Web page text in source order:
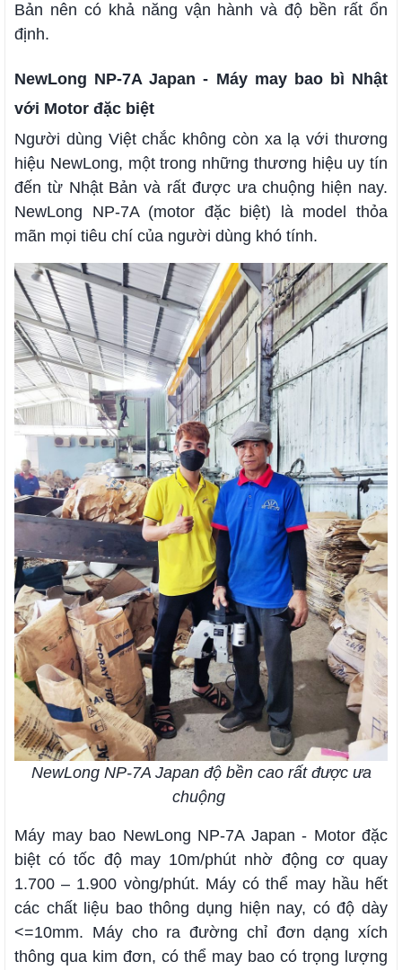
Bản nên có khả năng vận hành và độ bền rất ổn
định.
NewLong NP-7A Japan - Máy may bao bì Nhật
với Motor đặc biệt
Người dùng Việt chắc không còn xa lạ với thương
hiệu NewLong, một trong những thương hiệu uy tín
đến từ Nhật Bản và rất được ưa chuộng hiện nay.
NewLong NP-7A (motor đặc biệt) là model thỏa
mãn mọi tiêu chí của người dùng khó tính.
NewLong NP-7A Japan độ bền cao rất được ưa
chuộng
Máy may bao NewLong NP-7A Japan - Motor đặc
biệt có tốc độ may 10m/phút nhờ động cơ quay
1.700 – 1.900 vòng/phút. Máy có thể may hầu hết
các chất liệu bao thông dụng hiện nay, có độ dày
<=10mm. Máy cho ra đường chỉ đơn dạng xích
thông qua kim đơn, có thể may bao có trọng lượng